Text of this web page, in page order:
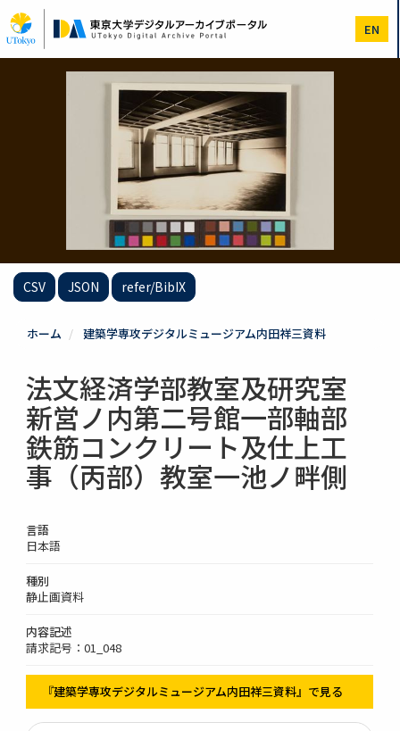
イ
ン
コ
EN
CSV JSON refer/BibIX
ホーム 建築学専攻デジタルミュージアム内田祥三資料
法文経済学部教室及研究室
新営ノ内第二号館一部軸部
鉄筋コンクリート及仕上工
事（丙部）教室一池ノ畔側
言語
日本語
種別
静止画資料
内容記述
請求記号：01_048
『建築学専攻デジタルミュージアム内田祥三資料』で見る